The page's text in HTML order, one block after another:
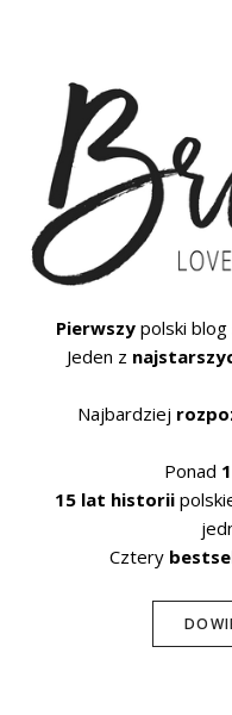
Pierwszy polski blog
Jeden z
Najbardziej
Ponad
15 lat historii
Cztery